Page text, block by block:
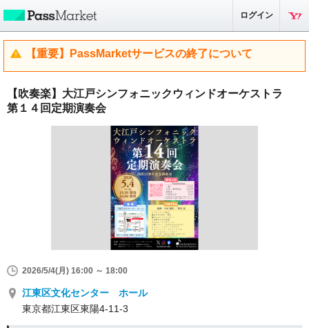
ログイン
【重要】PassMarketサービスの終了について
【吹奏楽】大江戸シンフォニックウィンドオーケストラ
第１４回定期演奏会
2026/5/4(月) 16:00 ～ 18:00
江東区文化センター ホール
東京都江東区東陽4-11-3